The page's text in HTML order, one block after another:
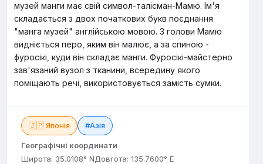
музей манги має свій символ-талісман-Мамю. Ім'я
складається з двох початкових букв поєднання
"манга музей" англійською мовою. З голови Мамю
видніється перо, яким він малює, а за спиною -
фуросікі, куди він складає манги. Фуросікі-майстерно
зав'язаний вузол з тканини, всередину якого
поміщають речі, використовується замість сумки.
🇯🇵 Японія #Азія
Географічні координати
Широта: 35.0108° NДовгота: 135.7600° E